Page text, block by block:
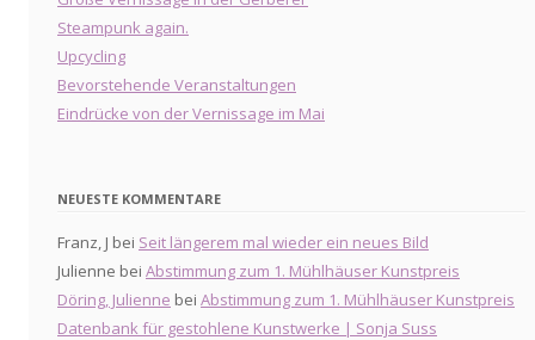
Steampunk again.
Upcycling
Bevorstehende Veranstaltungen
Eindrücke von der Vernissage im Mai
NEUESTE KOMMENTARE
Franz, J bei Seit längerem mal wieder ein neues Bild
Julienne bei Abstimmung zum 1. Mühlhäuser Kunstpreis
Döring, Julienne bei Abstimmung zum 1. Mühlhäuser Kunstpreis
Datenbank für gestohlene Kunstwerke | Sonja Suss